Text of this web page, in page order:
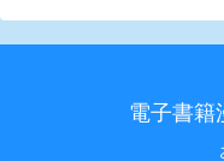
電子書籍